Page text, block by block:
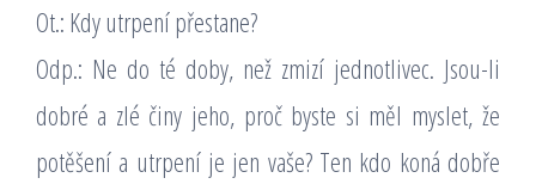
Ot.: Kdy utrpení přestane?
Odp.: Ne do té doby, než zmizí jednotlivec. Jsou-li
dobré a zlé činy jeho, proč byste si měl myslet, že
potěšení a utrpení je jen vaše? Ten kdo koná dobře